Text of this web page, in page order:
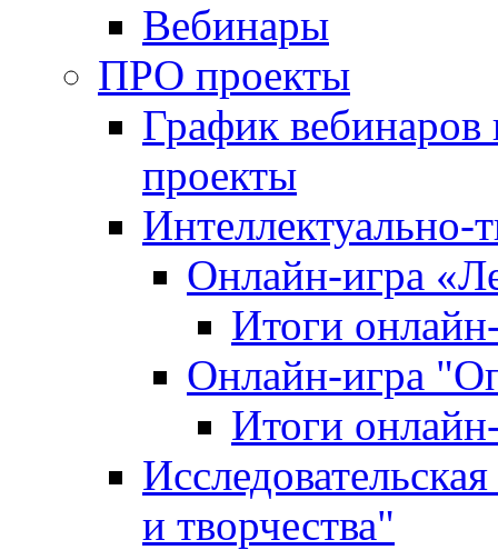
Вебинары
ПРО проекты
График
проекты
Интеллектуально-
Онлайн-игра
Итоги
Онлайн-игра
Итоги
и творчества"